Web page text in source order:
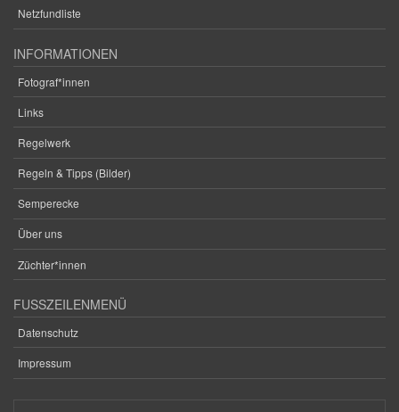
Netzfundliste
INFORMATIONEN
Fotograf*innen
Links
Regelwerk
Regeln & Tipps (Bilder)
Semperecke
Über uns
Züchter*innen
FUSSZEILENMENÜ
Datenschutz
Impressum